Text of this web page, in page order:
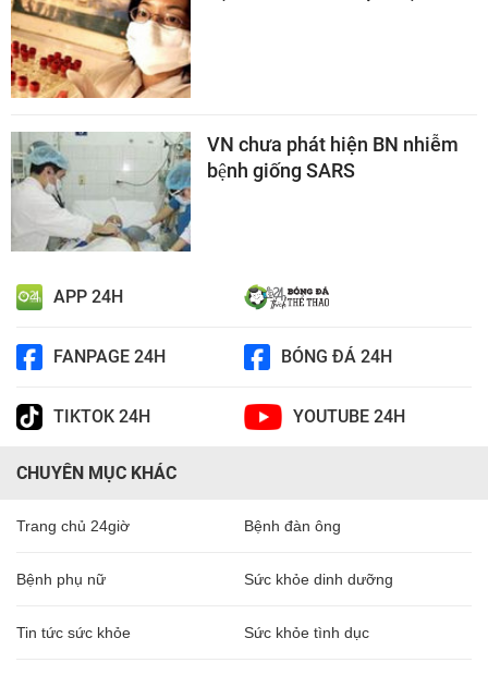
VN chưa phát hiện BN nhiễm
bệnh giống SARS
APP 24H
FANPAGE 24H BÓNG ĐÁ 24H
TIKTOK 24H YOUTUBE 24H
CHUYÊN MỤC KHÁC
Trang chủ 24giờ Bệnh đàn ông
Bệnh phụ nữ Sức khỏe dinh dưỡng
Tin tức sức khỏe Sức khỏe tình dục